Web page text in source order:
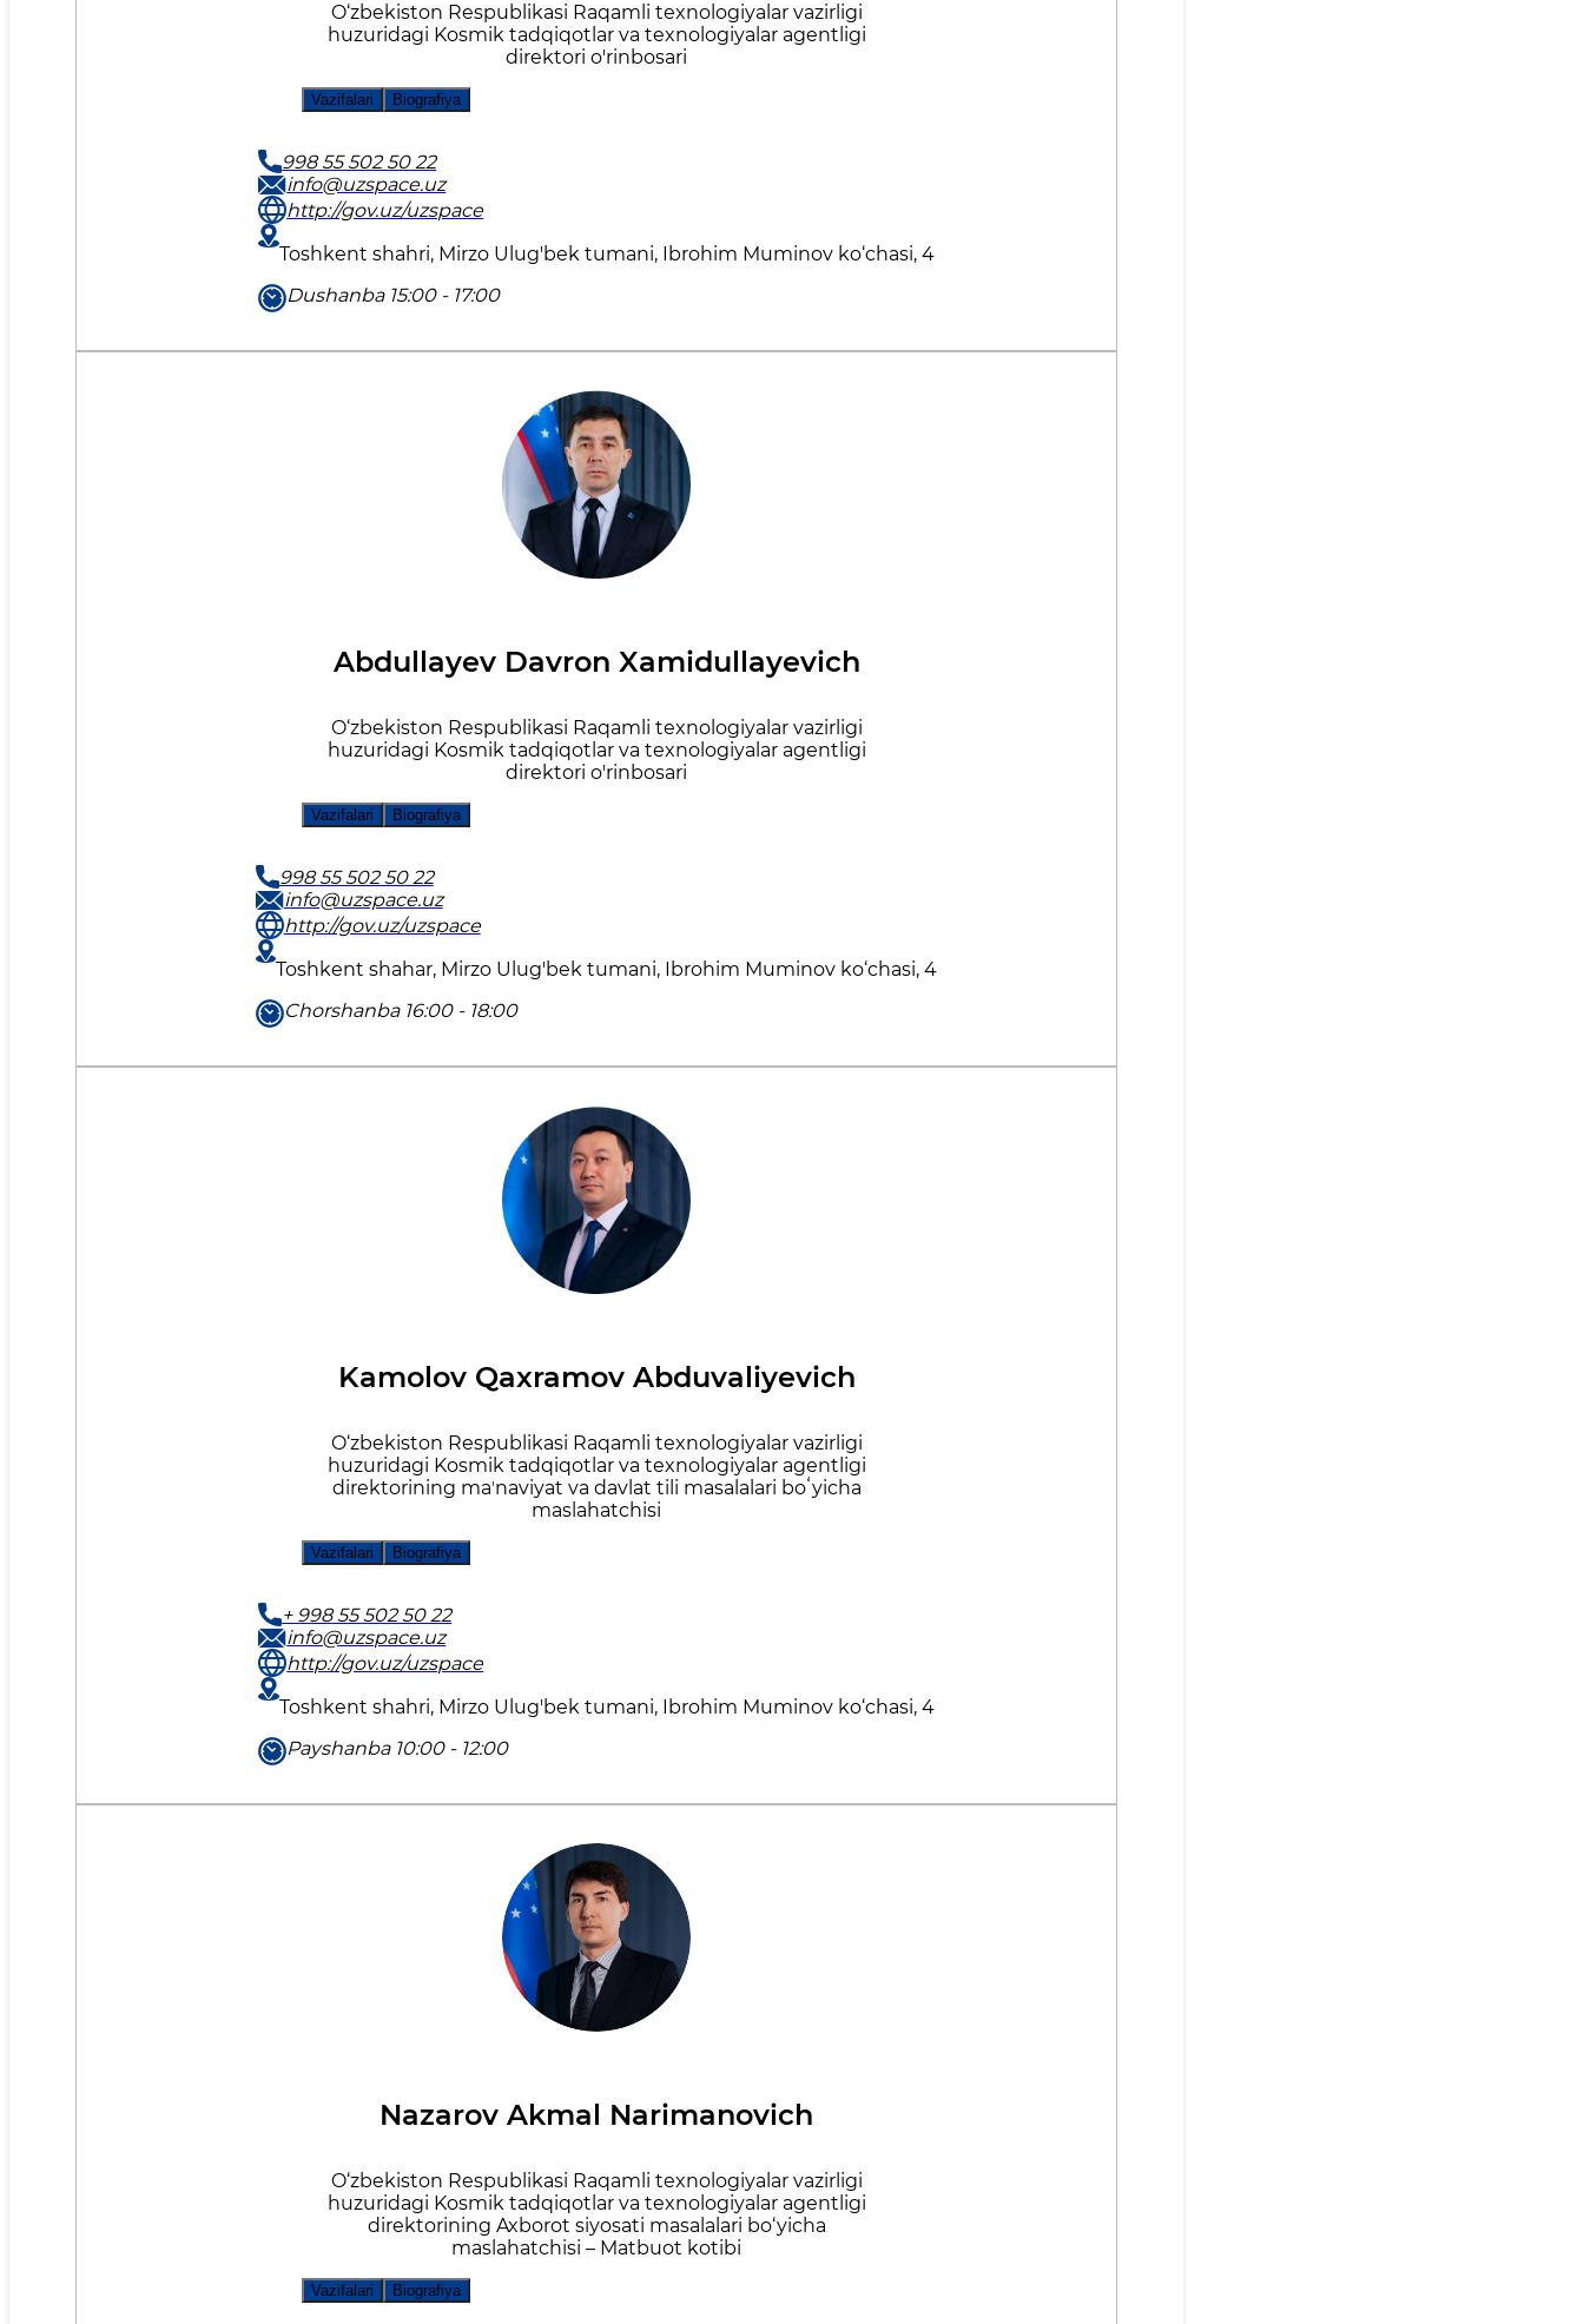
O‘zbekiston Respublikasi Raqamli texnologiyalar vazirligi
huzuridagi Kosmik tadqiqotlar va texnologiyalar agentligi
direktori o'rinbosari
Vazifalari Biografiya
998 55 502 50 22
info@uzspace.uz
http://gov.uz/uzspace
Toshkent shahri, Mirzo Ulug'bek tumani, Ibrohim Muminov ko‘chasi, 4
Dushanba 15:00 - 17:00
Abdullayev Davron Xamidullayevich
O‘zbekiston Respublikasi Raqamli texnologiyalar vazirligi
huzuridagi Kosmik tadqiqotlar va texnologiyalar agentligi
direktori o'rinbosari
Vazifalari Biografiya
998 55 502 50 22
info@uzspace.uz
http://gov.uz/uzspace
Toshkent shahar, Mirzo Ulug'bek tumani, Ibrohim Muminov ko‘chasi, 4
Chorshanba 16:00 - 18:00
Kamolov Qaxramov Abduvaliyevich
O‘zbekiston Respublikasi Raqamli texnologiyalar vazirligi
huzuridagi Kosmik tadqiqotlar va texnologiyalar agentligi
direktorining maʼnaviyat va davlat tili masalalari boʻyicha
maslahatchisi
Vazifalari Biografiya
+ 998 55 502 50 22
info@uzspace.uz
http://gov.uz/uzspace
Toshkent shahri, Mirzo Ulug'bek tumani, Ibrohim Muminov ko‘chasi, 4
Payshanba 10:00 - 12:00
Nazarov Akmal Narimanovich
O‘zbekiston Respublikasi Raqamli texnologiyalar vazirligi
huzuridagi Kosmik tadqiqotlar va texnologiyalar agentligi
direktorining Axborot siyosati masalalari bo‘yicha
maslahatchisi – Matbuot kotibi
Vazifalari Biografiya